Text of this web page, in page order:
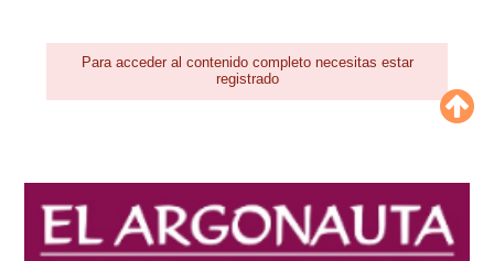
Para acceder al contenido completo necesitas estar
registrado